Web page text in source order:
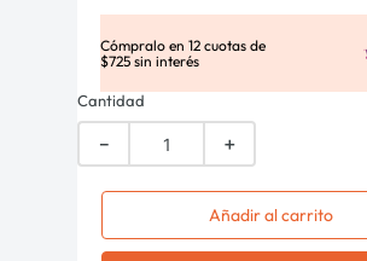
Cómpralo en 12 cuotas de
$725 sin interés
Cantidad
＋
－
Añadir al carrito